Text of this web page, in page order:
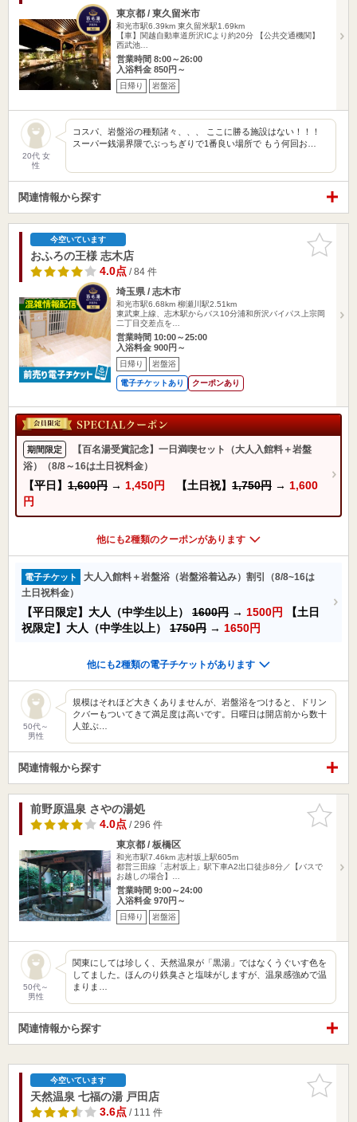
東京都 / 東久留米市
和光市駅6.39km 東久留米駅1.69km
【車】関越自動車道所沢ICより約20分 【公共交通機関】
西武池…
営業時間 8:00～26:00
入浴料金 850円～
日帰り 岩盤浴
20代 女
性
コスパ、岩盤浴の種類諸々、、、 ここに勝る施設はない！！！
スーパー銭湯界隈でぶっちぎりで1番良い場所で もう何回お…
関連情報から探す
お気に入
りに追加
今空いています
おふろの王様 志木店
4.0点/ 84 件
埼玉県 / 志木市
和光市駅6.68km 柳瀬川駅2.51km
東武東上線、志木駅からバス10分浦和所沢バイパス上宗岡
二丁目交差点を…
営業時間 10:00～25:00
入浴料金 900円～
日帰り 岩盤浴
電子チケットあり クーポンあり
期間限定
【百名湯受賞記念】一日満喫セット（大人入館料＋岩盤
浴）（8/8～16は土日祝料金）
【平日】 1,600円 → 1,450円 【土日祝】 1,750円 → 1,600
円
他にも2種類のクーポンがあります
電子チケット
大人入館料＋岩盤浴（岩盤浴着込み）割引（8/8~16は
土日祝料金）
【平日限定】大人（中学生以上） 1600円 → 1500円
【土日
祝限定】大人（中学生以上） 1750円 → 1650円
他にも2種類の電子チケットがあります
50代～
男性
規模はそれほど大きくありませんが、岩盤浴をつけると、ドリン
クバーもついてきて満足度は高いです。日曜日は開店前から数十
人並ぶ…
関連情報から探す
お気に入
りに追加
前野原温泉 さやの湯処
4.0点/ 296 件
東京都 / 板橋区
和光市駅7.46km 志村坂上駅605m
都営三田線「志村坂上」駅下車A2出口徒歩8分／【バスで
お越しの場合】…
営業時間 9:00～24:00
入浴料金 970円～
日帰り 岩盤浴
50代～
男性
関東にしては珍しく、天然温泉が「黒湯」ではなくうぐいす色を
してました。ほんのり鉄臭さと塩味がしますが、温泉感強めで温
まりま…
関連情報から探す
お気に入
りに追加
今空いています
天然温泉 七福の湯 戸田店
3.6点/ 111 件